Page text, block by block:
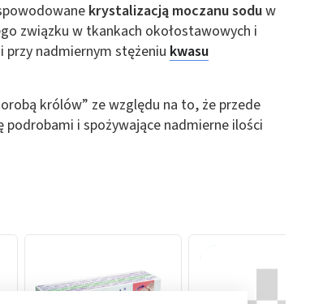
krystalizacją moczanu soduw
związku w tkankach okołostawowych i
nadmiernym stężeniu kwasu
królów” ze względu na to, że przede
i spożywające nadmierne ilości